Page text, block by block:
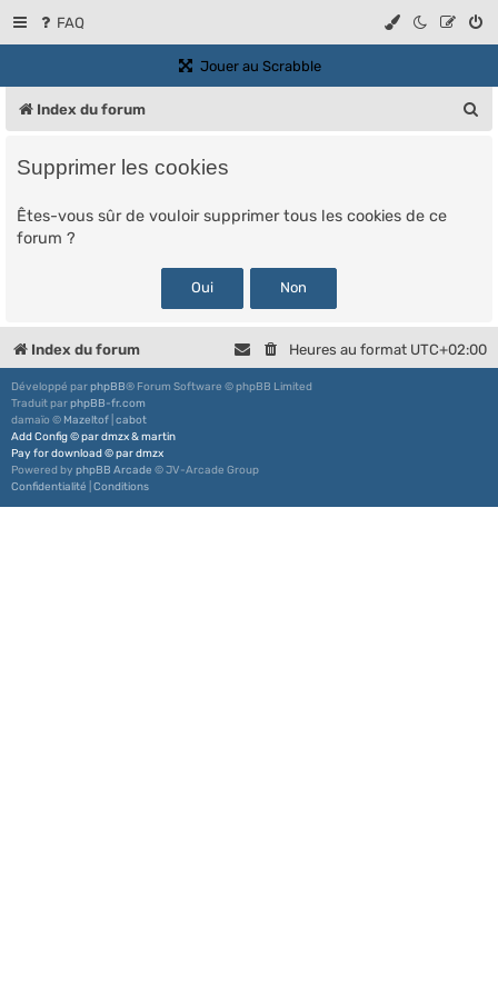
FAQ
Jouer au Scrabble(Ouvre un nouvel onglet)
Index du forum
e
Supprimer les cookies
Êtes-vous sûr de vouloir supprimer tous les cookies de ce
forum ?
Index du forum Heures au format UTC+02:00
Développé parphpBB® Forum Software © phpBB Limited
Traduit parphpBB-fr.com
damaïo © Mazeltof cabot
Add Config©pardmzx&martin
Pay for download©pardmzx
Powered by phpBB Arcade © JV-Arcade Group
Confidentialité Conditions